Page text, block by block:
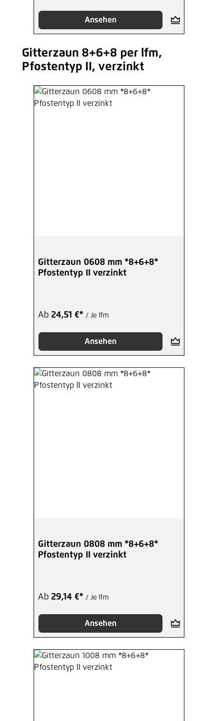
Ansehen
Produktgalerie überspringen
Gitterzaun 8+6+8 per lfm,
Pfostentyp II, verzinkt
Gitterzaun 0608 mm *8+6+8*
Pfostentyp II verzinkt
Ab 24,51 €* / Je lfm
Ansehen
Gitterzaun 0808 mm *8+6+8*
Pfostentyp II verzinkt
Ab 29,14 €* / Je lfm
Ansehen